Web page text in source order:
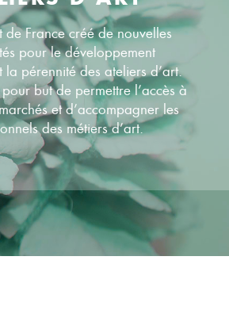
de France créé de nouvelles
pour le développement
la pérennité des ateliers d’art.
but de permettre l’accès à
et d’accompagner les
des métiers d’art.